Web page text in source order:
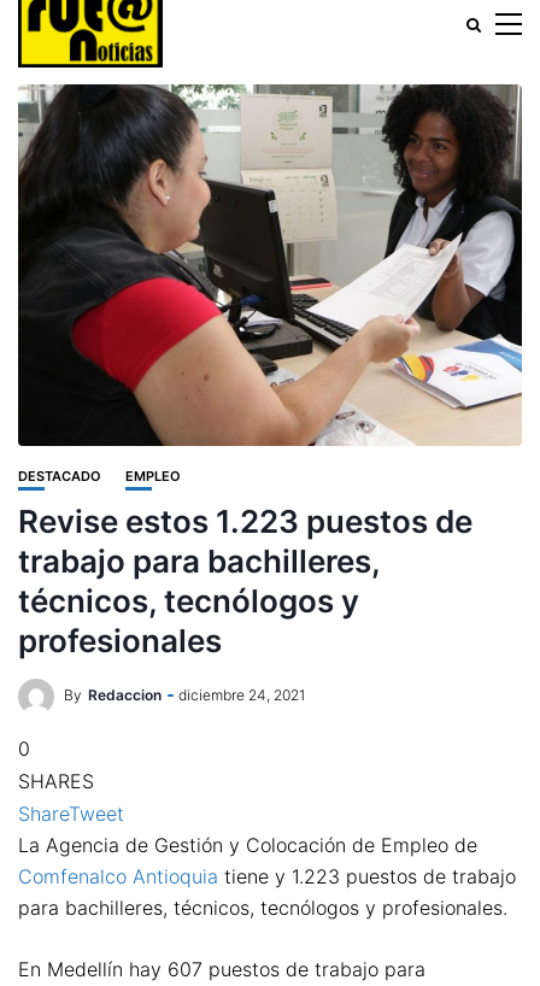
DESTACADO EMPLEO
Revise estos 1.223 puestos de
trabajo para bachilleres,
técnicos, tecnólogos y
profesionales
By Redaccion diciembre 24, 2021
0
SHARES
ShareTweet
La Agencia de Gestión y Colocación de Empleo de
Comfenalco Antioquia tiene y 1.223 puestos de trabajo
para bachilleres, técnicos, tecnólogos y profesionales.
En Medellín hay 607 puestos de trabajo para